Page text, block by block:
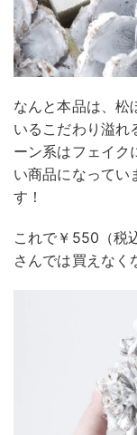
なんと本品は、松
いるこだわり溢れ
ーン系はフェイク
い商品になってい
す！
これで￥550（税
さんでは買えな